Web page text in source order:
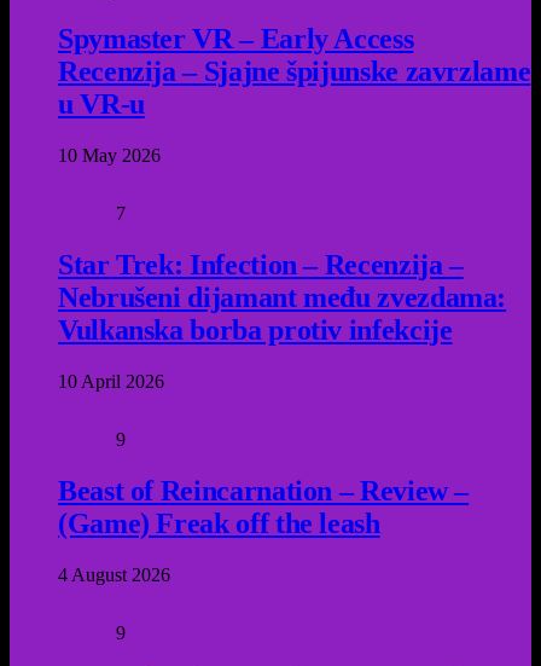
Spymaster VR – Early Access
Recenzija – Sjajne špijunske zavrzlame
u VR-u
10 May 2026
7
Star Trek: Infection – Recenzija –
Nebrušeni dijamant među zvezdama:
Vulkanska borba protiv infekcije
10 April 2026
9
Beast of Reincarnation – Review –
(Game) Freak off the leash
4 August 2026
9